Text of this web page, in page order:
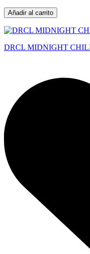
Añadir al carrito
DRCL MIDNIGHT